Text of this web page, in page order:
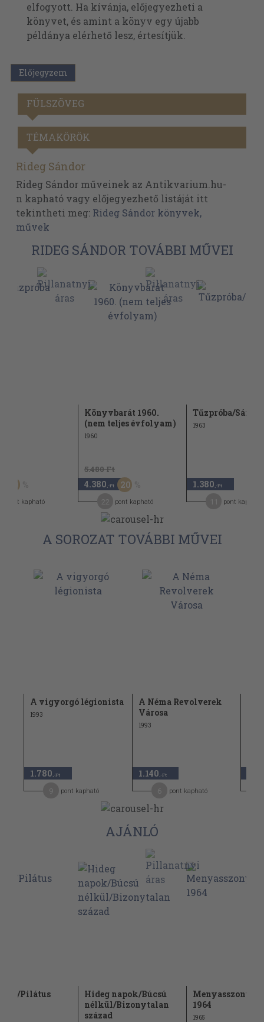
elfogyott. Ha kívánja, előjegyezheti a
könyvet, és amint a könyv egy újabb
példánya elérhető lesz, értesítjük.
Előjegyzem
FÜLSZÖVEG
TÉMAKÖRÖK
Rideg Sándor
Rideg Sándor műveinek az Antikvarium.hu-
n kapható vagy előjegyezhető listáját itt
tekintheti meg: Rideg Sándor könyvek,
művek
RIDEG SÁNDOR TOVÁBBI MŰVEI
50
pont kapható
Könyvbarát 1960.
(nem teljes évfolyam)
1960
5.480 Ft
4.380 ,-Ft 20
pont kapható
Tűzpróba/
1963
1.380 ,-Ft
pont kapható
A SOROZAT TOVÁBBI MŰVEI
A vigyorgó légionista
1993
1.780 ,-Ft
pont kapható
A Néma Revolverek
Városa
1993
1.140 ,-Ft
pont kapható
AJÁNLÓ
Pilátus
Hideg napok/Búcsú
nélkül/Bizonytalan
század
1964
1965